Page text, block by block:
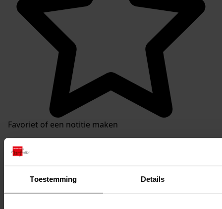
Toestemming Details
Favoriet of een notitie maken